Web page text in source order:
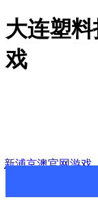
大连塑
戏
新浦京澳官网游戏